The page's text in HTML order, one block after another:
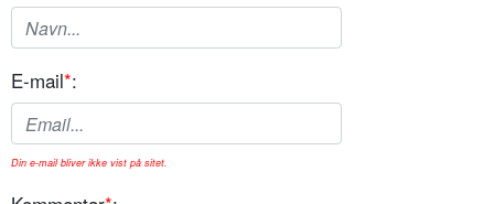
E-mail*:
Din e-mail bliver ikke vist på sitet.